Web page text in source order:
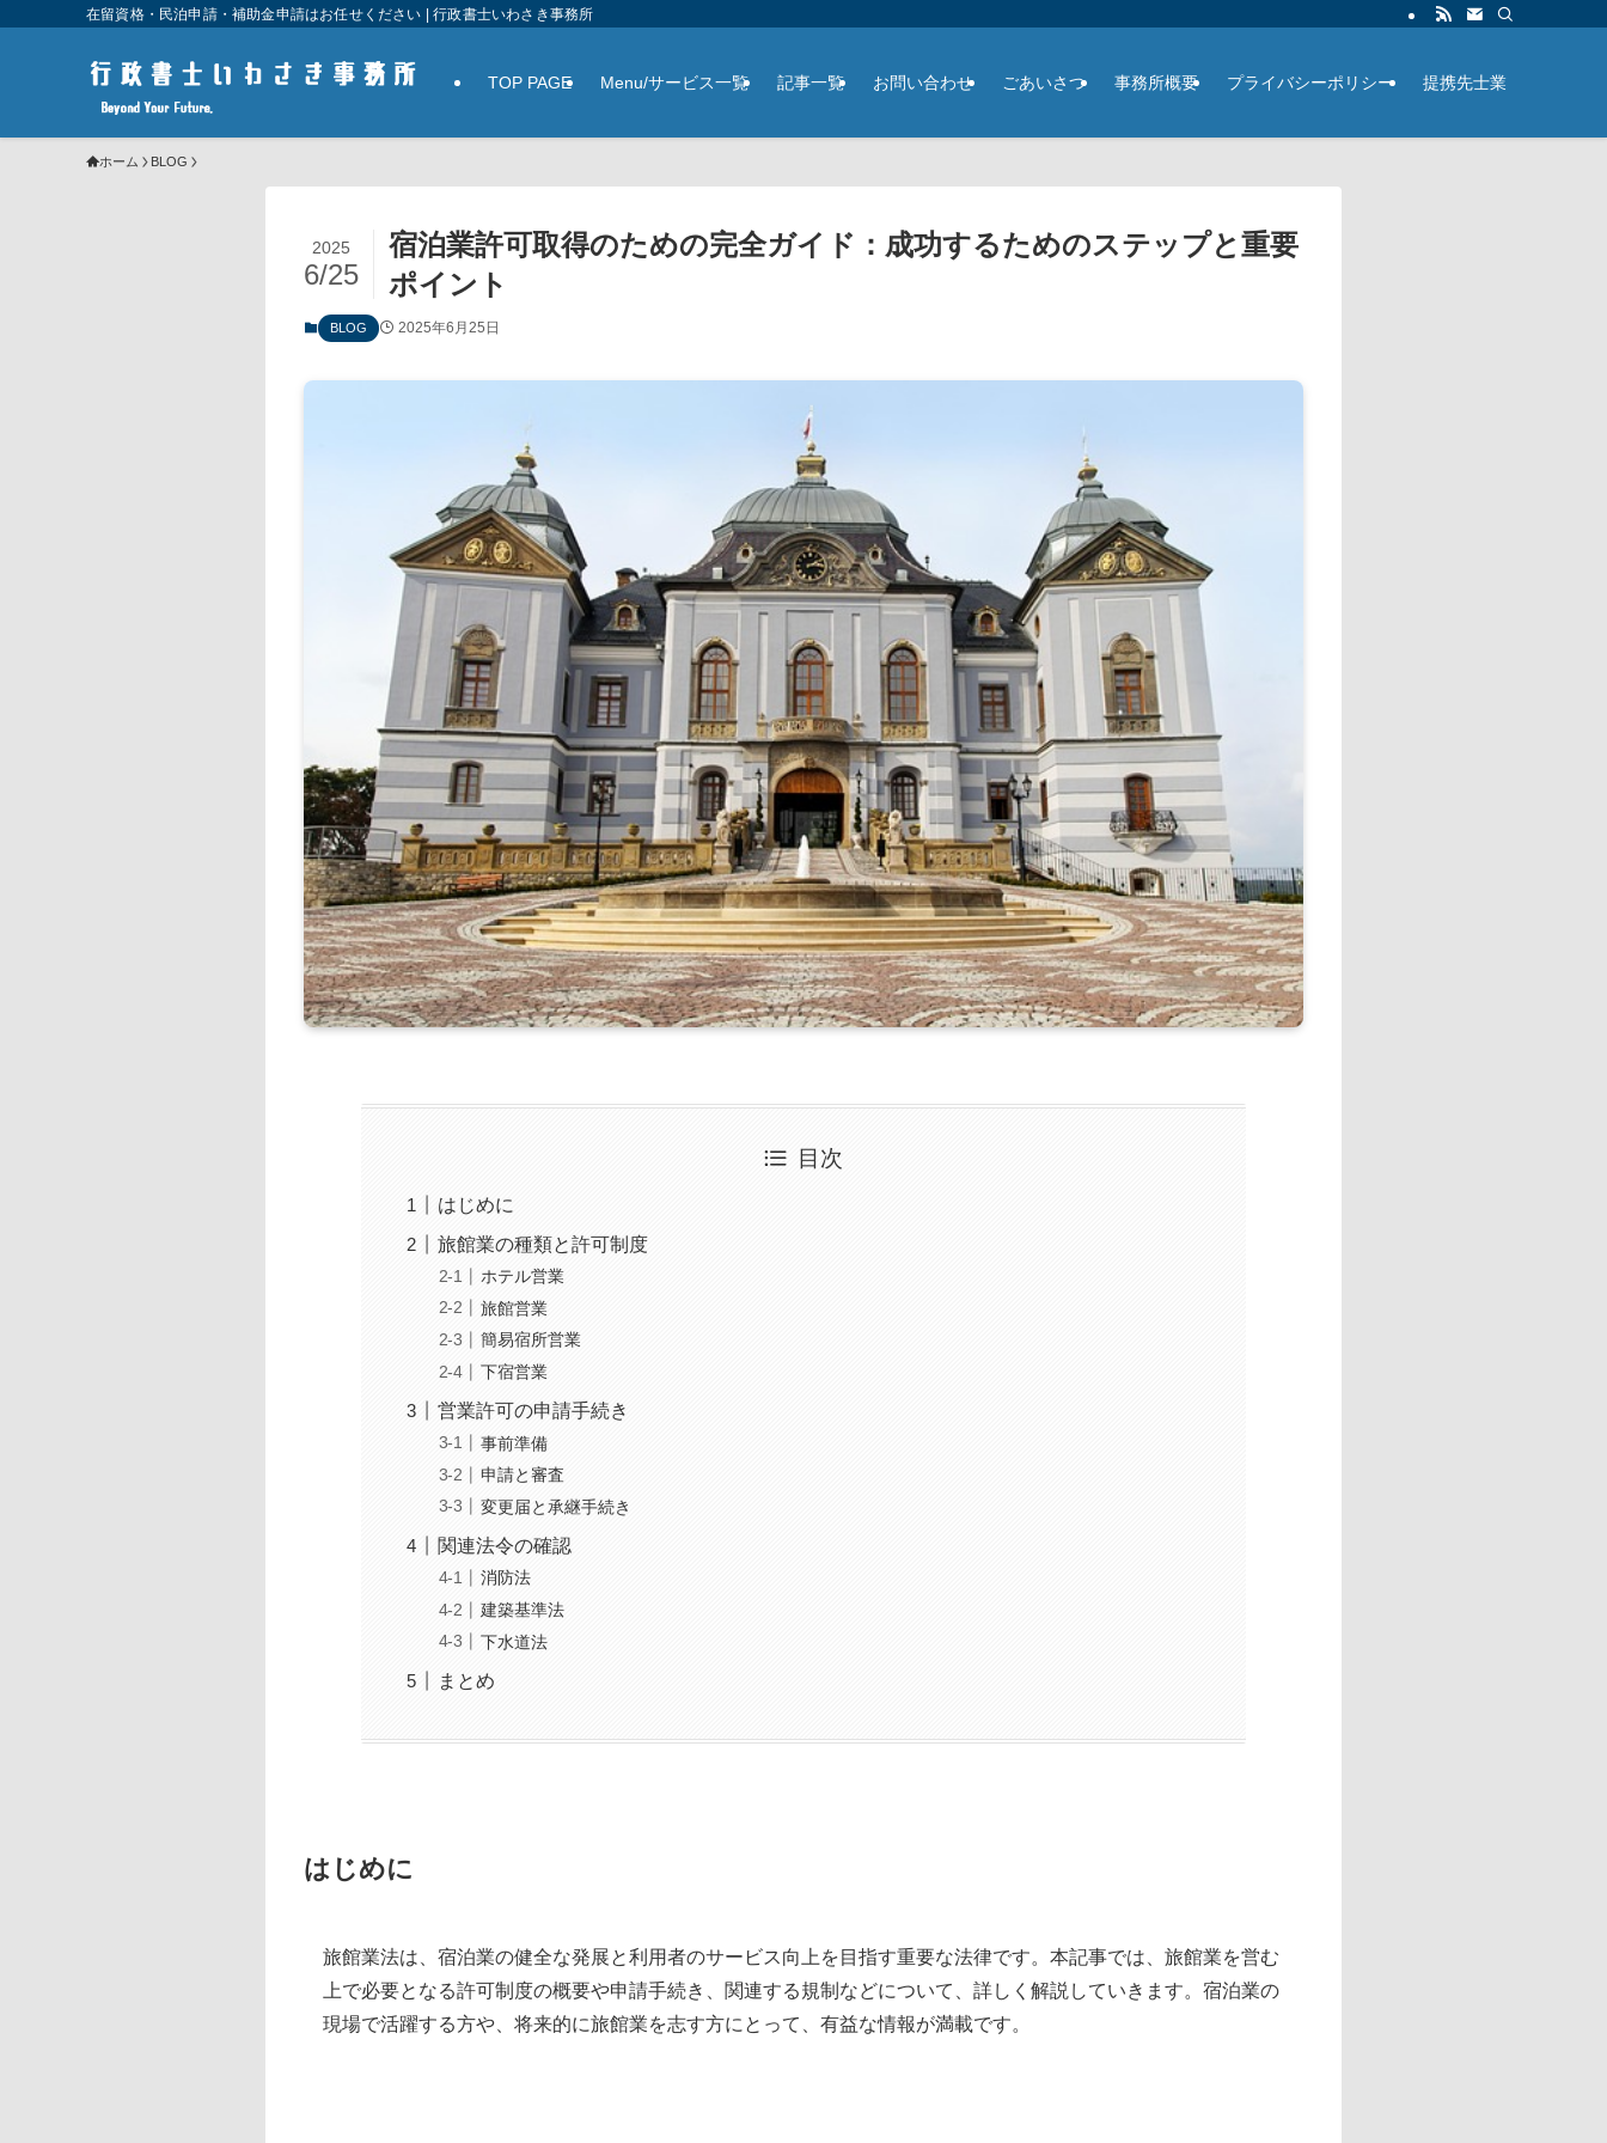
在留資格・民泊申請・補助金申請はお任せください | 行政書士いわさき事務所
TOP PAGE Menu/サービス一覧 記事一覧 お問い合わせ ごあいさつ 事務所概要 プライバシーポリシー 提携先士業
ホーム BLOG
宿泊業許可取得のための完全ガイド：成功するためのステップと重要
ポイント
2025
6/25
BLOG 2025年6月25日
目次
はじめに
旅館業の種類と許可制度
ホテル営業
旅館営業
簡易宿所営業
下宿営業
営業許可の申請手続き
事前準備
申請と審査
変更届と承継手続き
関連法令の確認
消防法
建築基準法
下水道法
まとめ
はじめに
旅館業法は、宿泊業の健全な発展と利用者のサービス向上を目指す重要な法律です。本記事では、旅館業を営む
上で必要となる許可制度の概要や申請手続き、関連する規制などについて、詳しく解説していきます。宿泊業の
現場で活躍する方や、将来的に旅館業を志す方にとって、有益な情報が満載です。